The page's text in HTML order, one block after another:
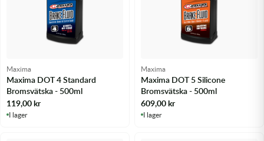
Styren & Reglage
Tvätt & Rengöring
Växellådsolja
Övriga Kemprodukter
Hytter & Flaklock
Karossdelar & Tillbehör
Kyl- & värmesystemdelar
Motordelar
Styren & Tillbehör
Maxima
Maxima DOT 4 Standard
Bromsvätska - 500ml
119,00kr
I lager
Maxima
Maxima DOT 5 Silicone
Bromsvätska - 500ml
609,00kr
I lager